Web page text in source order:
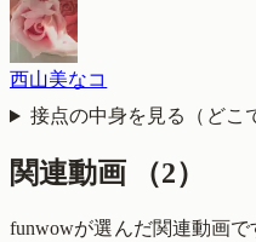
西山美なコ
接点の中身を見る（どこ
関連動画 （2）
funwowが選んだ関連動画